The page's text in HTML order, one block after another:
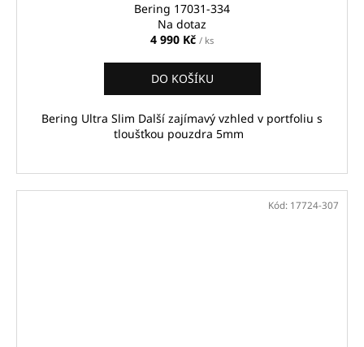
Bering 17031-334
Na dotaz
4 990 Kč / ks
DO KOŠÍKU
Bering Ultra Slim Další zajímavý vzhled v portfoliu s
tloušťkou pouzdra 5mm
Kód: 17724-307